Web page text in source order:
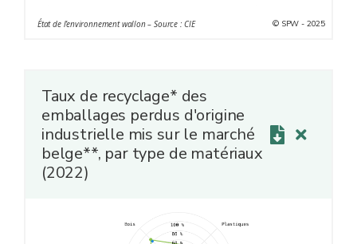
fins, y compris le recyclage organique, mais à l'exclusion
***Objectif repris dans l’Accord de coopération
interrégional du 04/11/2008
.
État de l’environnement wallon – Source : CIE © SPW - 2025
Taux de recyclage* des
emballages perdus d'origine
industrielle mis sur le marché
belge**, par type de matériaux
(2022)